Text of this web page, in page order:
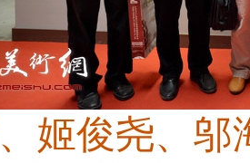
姬俊尧、邬